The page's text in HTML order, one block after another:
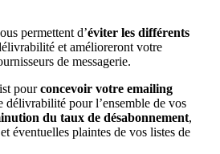
permettent d’éviter les différents
et amélioreront votre
de messagerie.
pourconcevoir votre emailing
délivrabilité pour l’ensemble de vos
du taux de désabonnement,
éventuelles plaintes de vos listes de